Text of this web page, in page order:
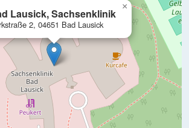
Lausick, Sachsenklinik
2, 04651 Bad Lausick
×